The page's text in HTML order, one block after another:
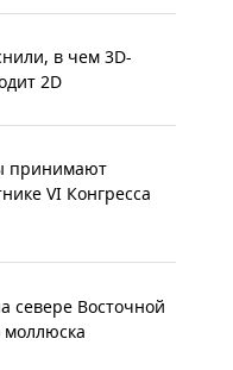
в чем 3D-
2D
принимают
VI Конгресса
севере Восточной